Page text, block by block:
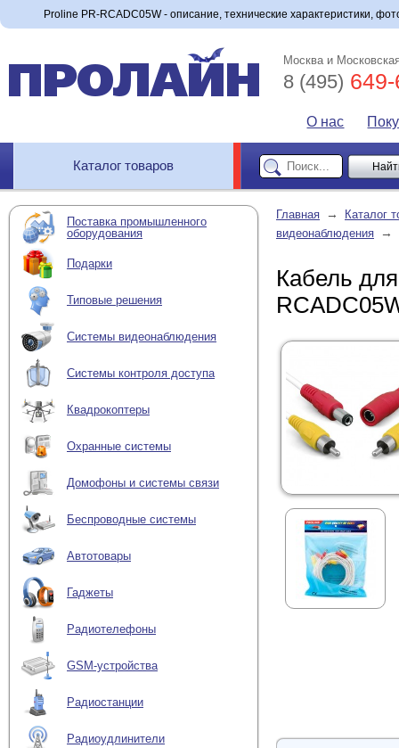
Proline PR-RCADC05W - описание, технические характеристики,
Москва и
8 (495)
О нас
Каталог товаров
Поставка промышленного
оборудования
Подарки
Типовые решения
Системы видеонаблюдения
Системы контроля доступа
Квадрокоптеры
Охранные системы
Домофоны и системы связи
Беспроводные системы
Автотовары
Гаджеты
Радиотелефоны
GSM-устройства
Радиостанции
Радиоудлинители
Главная →
Каталог
видеонаблюдения →
Кабель